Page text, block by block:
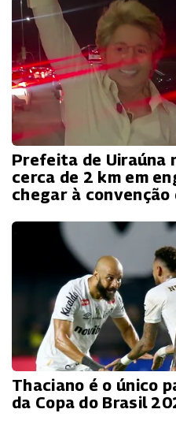
Prefeita de Uiraúna
cerca de 2 km em
chegar à convenção
Thaciano é o único
da Copa do Brasil